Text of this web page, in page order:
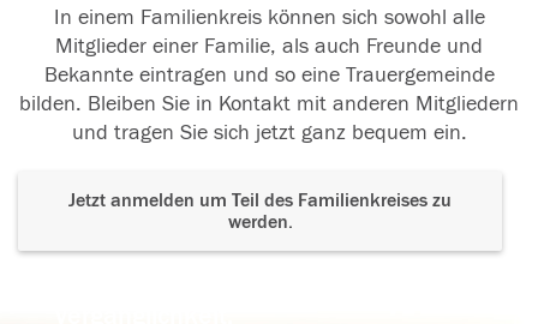
In einem Familienkreis können sich sowohl alle
Mitglieder einer Familie, als auch Freunde und
Bekannte eintragen und so eine Trauergemeinde
bilden. Bleiben Sie in Kontakt mit anderen Mitgliedern
und tragen Sie sich jetzt ganz bequem ein.
Jetzt anmelden um Teil des Familienkreises zu
werden.